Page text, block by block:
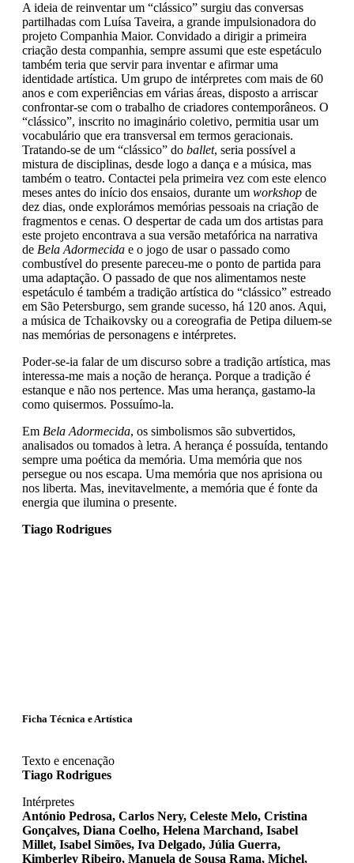
A ideia de reinventar um “clássico” surgiu das conversas
partilhadas com Luísa Taveira, a grande impulsionadora do
projeto Companhia Maior. Convidado a dirigir a primeira
criação desta companhia, sempre assumi que este espetáculo
também teria que servir para inventar e afirmar uma
identidade artística. Um grupo de intérpretes com mais de 60
anos e com experiências em várias áreas, disposto a arriscar
confrontar-se com o trabalho de criadores contemporâneos. O
“clássico”, inscrito no imaginário coletivo, permitia usar um
vocabulário que era transversal em termos geracionais.
Tratando-se de um “clássico” do ballet, seria possível a
mistura de disciplinas, desde logo a dança e a música, mas
também o teatro. Contactei pela primeira vez com este elenco
meses antes do início dos ensaios, durante um workshop de
dez dias, onde explorámos memórias pessoais na criação de
fragmentos e cenas. O despertar de cada um dos artistas para
este projeto encontrava a sua versão metafórica na narrativa
de Bela Adormecida e o jogo de usar o passado como
combustível do presente pareceu-me o ponto de partida para
uma adaptação. O passado de que nos alimentamos neste
espetáculo é também a tradição artística do “clássico” estreado
em São Petersburgo, sem grande sucesso, há 120 anos. Aqui,
a música de Tchaikovsky ou a coreografia de Petipa diluem-se
nas memórias de personagens e intérpretes.
Poder-se-ia falar de um discurso sobre a tradição artística, mas
interessa-me mais a noção de herança. Porque a tradição é
estanque e não nos pertence. Mas uma herança, gastamo-la
como quisermos. Possuímo-la.
Em Bela Adormecida, os simbolismos são subvertidos,
analisados ou tomados à letra. A herança é possuída, tentando
sempre uma poética da memória. Uma memória que nos
persegue ou nos escapa. Uma memória que nos aprisiona ou
nos liberta. Mas, inevitavelmente, a memória que é fonte da
energia que ilumina o presente.
Tiago Rodrigues
Ficha Técnica e Artística
Texto e encenação
Tiago Rodrigues
Intérpretes
António Pedrosa, Carlos Nery, Celeste Melo, Cristina
Gonçalves, Diana Coelho, Helena Marchand, Isabel
Millet, Isabel Simões, Iva Delgado, Júlia Guerra,
Kimberley Ribeiro, Manuela de Sousa Rama, Michel,